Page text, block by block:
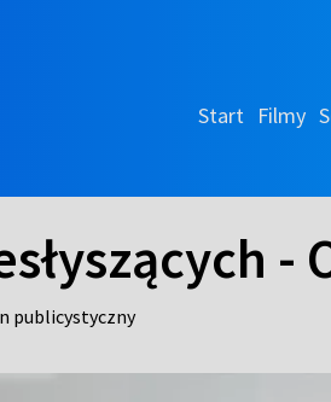
Start Filmy
publicystyczny